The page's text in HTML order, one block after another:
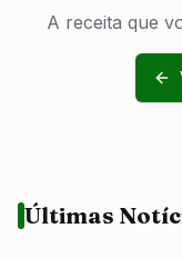
A receita que
Últimas